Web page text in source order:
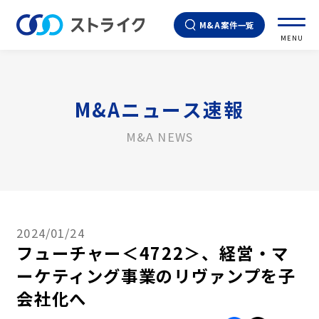
M&A案件一覧
MENU
M&Aニュース速報
M&A NEWS
2024/01/24
フューチャー＜4722＞、経営・マ
ーケティング事業のリヴァンプを子
会社化へ